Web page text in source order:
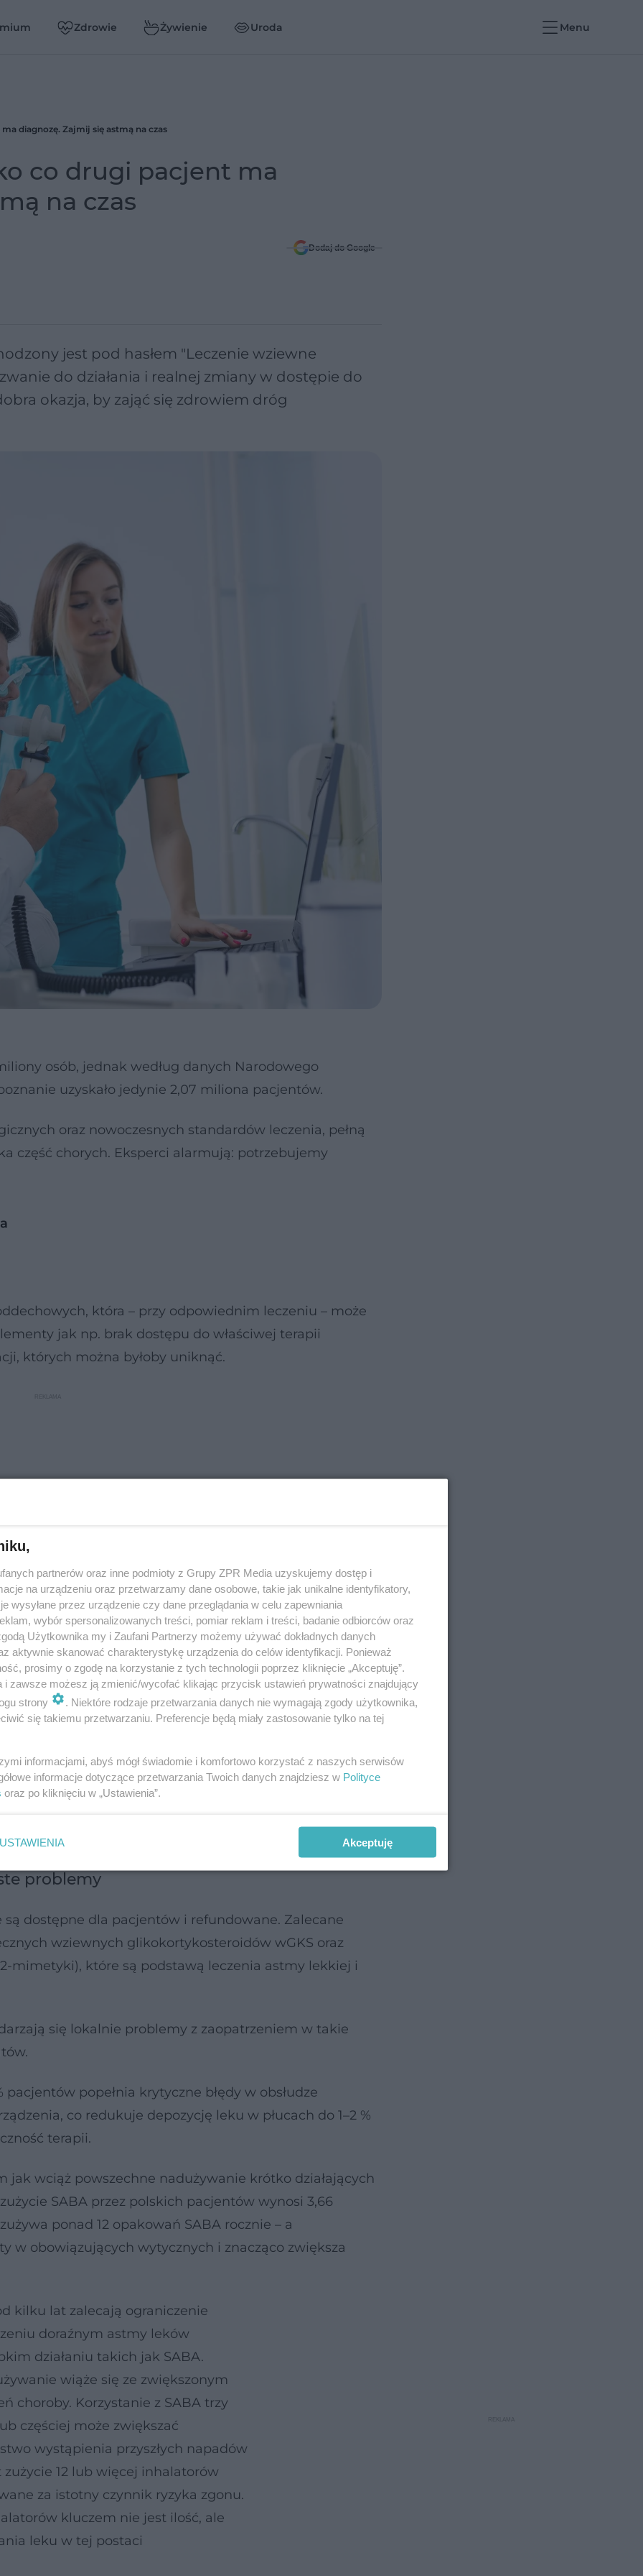
Zdrowie Żywienie Uroda Menu
diagnozę. Zajmij się astmą na czas
co drugi pacjent ma
na czas
Dodaj do Google
jest pod hasłem "Leczenie wziewne
do działania i realnej zmiany w dostępie do
okazja, by zająć się zdrowiem dróg
osób, jednak według danych Narodowego
uzyskało jedynie 2,07 miliona pacjentów.
oraz nowoczesnych standardów leczenia, pełną
część chorych. Eksperci alarmują: potrzebujemy
która – przy odpowiednim leczeniu – może
jak np. brak dostępu do właściwej terapii
których można byłoby uniknąć.
z barierami w dostępie do leków borykają się
z przyczyn ekonomicznych.
zbyt długo czekamy na diagnozę (średnio 7 lat, średnia
bagatelizując takie objawy jak kaszel i
Nie stosujemy leków przeciwzapalnych,
w przypadku astmy ciężkiej zbyt późno (lub
dla Polaków.
astmy ustępują. To nie jest wyłą…
problemy
dostępne dla pacjentów i refundowane. Zalecane
wziewnych glikokortykosteroidów wGKS oraz
mimetyki), które są podstawą leczenia astmy lekkiej i
się lokalnie problemy z zaopatrzeniem w takie
popełnia krytyczne błędy w obsłudze
co redukuje depozycję leku w płucach do 1–2 %
terapii.
wciąż powszechne nadużywanie krótko działających
SABA przez polskich pacjentów wynosi 3,66
ponad 12 opakowań SABA rocznie – a
w obowiązujących wytycznych i znacząco zwiększa
kilku lat zalecają ograniczenie
doraźnym astmy leków
działaniu takich jak SABA.
wiąże się ze zwiększonym
choroby. Korzystanie z SABA trzy
częściej może zwiększać
wystąpienia przyszłych napadów
12 lub więcej inhalatorów
za istotny czynnik ryzyka zgonu.
kluczem nie jest ilość, ale
leku w tej postaci
partnerów oraz inne podmioty z Grupy ZPR Media uzyskujemy dostęp i
na urządzeniu oraz przetwarzamy dane osobowe, takie jak unikalne identyfikatory,
wysyłane przez urządzenie czy dane przeglądania w celu zapewniania
wybór spersonalizowanych treści, pomiar reklam i treści, badanie odbiorców oraz
Użytkownika my i Zaufani Partnerzy możemy używać dokładnych danych
aktywnie skanować charakterystykę urządzenia do celów identyfikacji. Ponieważ
prosimy o zgodę na korzystanie z tych technologii poprzez kliknięcie „Akceptuję”.
i zawsze możesz ją zmienić/wycofać klikając przycisk ustawień prywatności znajdujący
strony
. Niektóre rodzaje przetwarzania danych nie wymagają zgody użytkownika,
się takiemu przetwarzaniu. Preferencje będą miały zastosowanie tylko na tej
informacjami, abyś mógł świadomie i komfortowo korzystać z naszych serwisów
informacje dotyczące przetwarzania Twoich danych znajdziesz w Polityce
oraz po kliknięciu w „Ustawienia”.
USTAWIENIA Akceptuję